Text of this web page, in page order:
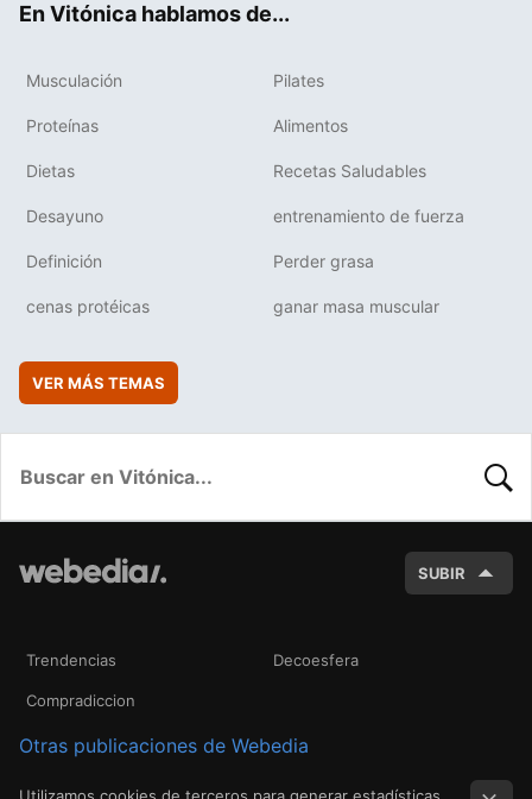
En Vitónica hablamos de...
Musculación Pilates
Proteínas Alimentos
Dietas Recetas Saludables
Desayuno entrenamiento de fuerza
Definición Perder grasa
cenas protéicas ganar masa muscular
VER MÁS TEMAS
SUBIR
Trendencias Decoesfera
Compradiccion
Otras publicaciones de Webedia